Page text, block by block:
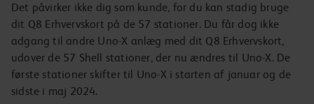
Det påvirker ikke dig som kunde, for du kan stadig bruge
dit Q8 Erhvervskort på de 57 stationer. Du får dog ikke
adgang til andre Uno-X anlæg med dit Q8 Erhvervskort,
udover de 57 Shell stationer, der nu ændres til Uno-X. De
første stationer skifter til Uno-X i starten af januar og de
sidste i maj 2024.